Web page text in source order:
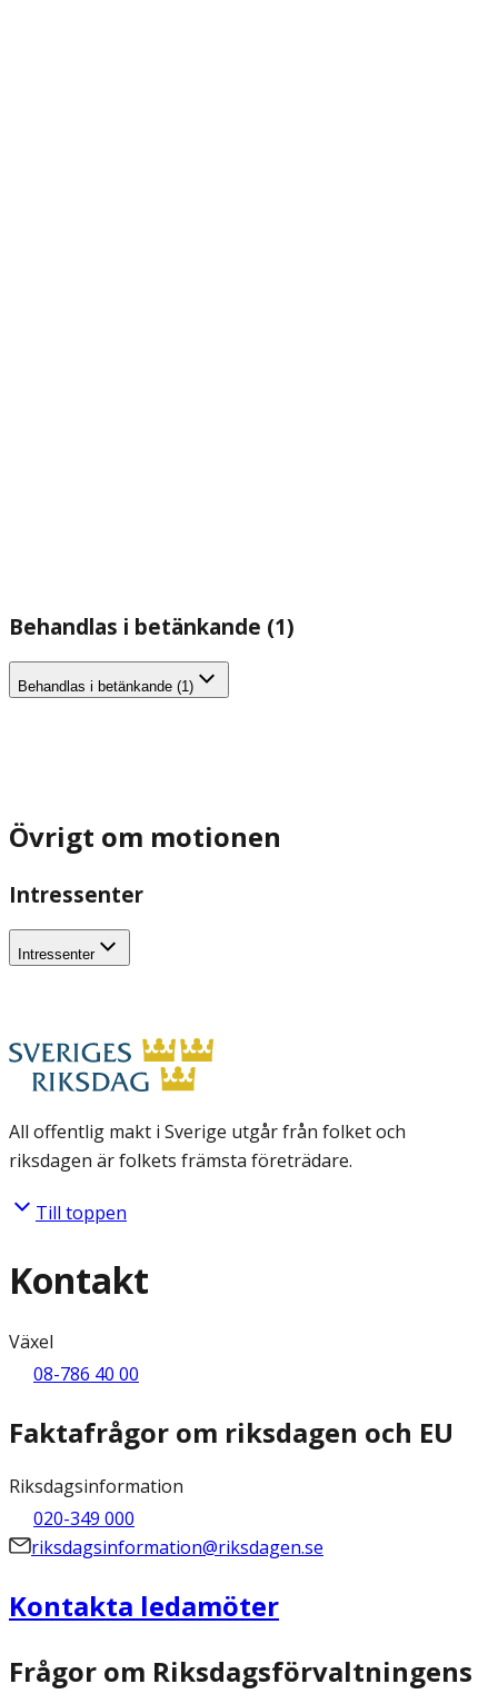
Behandlas i betänkande (1)
Behandlas i betänkande (1)
Övrigt om motionen
Intressenter
Intressenter
All offentlig makt i Sverige utgår från folket och
riksdagen är folkets främsta företrädare.
Till toppen
Kontakt
Växel
08-786 40 00
Faktafrågor om riksdagen och EU
Riksdagsinformation
020-349 000
riksdagsinformation@riksdagen.se
Kontakta ledamöter
Frågor om Riksdagsförvaltningens